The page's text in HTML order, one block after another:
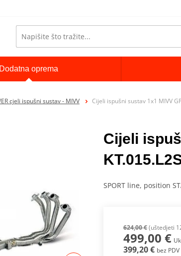
Dodatna oprema
cjeli ispušni sustav - MIVV Cijeli ispušni sustav 1x1 MIVV
Cijeli
SPORT line, position
624,00 €(uštedjeti
499,00 €
399,20 € bez PDV